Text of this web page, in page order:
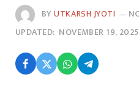
BYUTKARSH JYOTI
UPDATED: NOVEMBER 19, 2025